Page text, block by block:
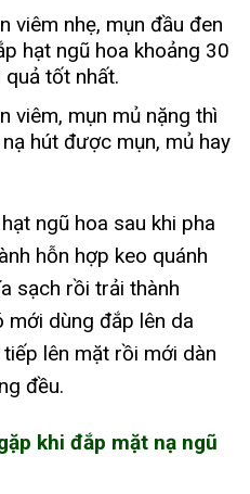
viêm nhẹ, mụn đầu đen
hạt ngũ hoa khoảng 30
tốt nhất.
viêm, mụn mủ nặng thì
hút được mụn, mủ hay
ngũ hoa sau khi pha
hỗn hợp keo quánh
sạch rồi trải thành
mới dùng đắp lên da
lên mặt rồi mới dàn
đều.
khi đắp mặt nạ ngũ